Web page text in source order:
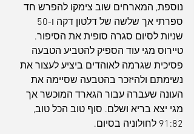
נוספת, המארחים שוב צימקו להפרש חד
שניות לסיום סגרה סופית את הסיפור.
טיירוס מגי עוד הספיק להטביע הטבעה
פסיכית שגרמה לאוהדים ביציע לעצור את
נשימתם ולהיזכר בהטבעה שסיימה את
העונה שעברה עבור הגארד המוכשר אך
מגי יצא בריא ושלם. סוף טוב הכל טוב,
91:82 לחולוניה בסיום.